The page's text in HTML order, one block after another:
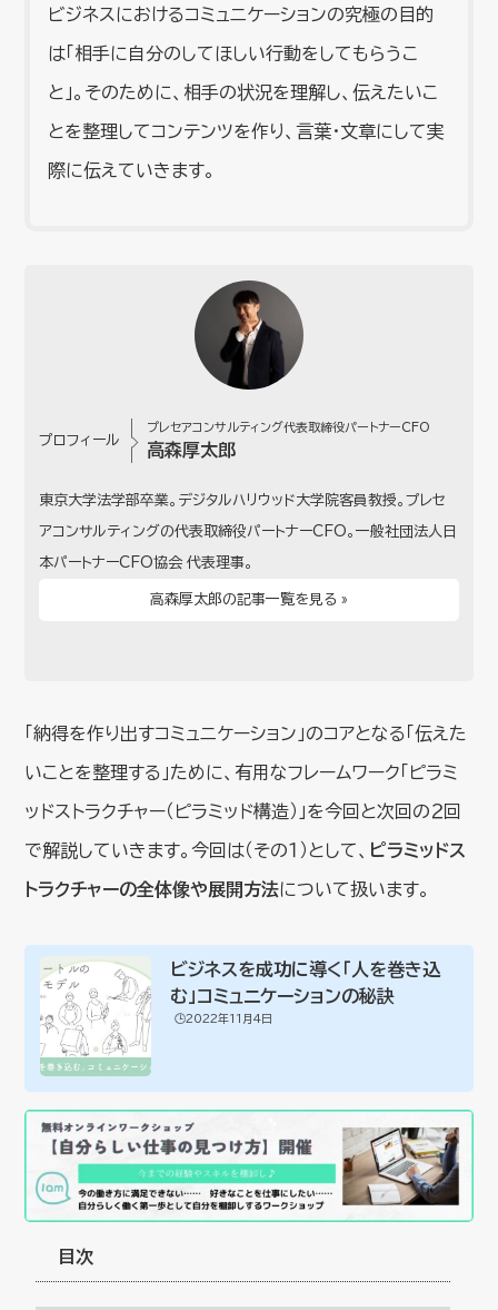
ビジネスにおけるコミュニケーションの究極の目的
は「相手に自分のしてほしい行動をしてもらうこ
と」。そのために、相手の状況を理解し、伝えたいこ
とを整理してコンテンツを作り、言葉・文章にして実
際に伝えていきます。
プロフィール
プレセアコンサルティング代表取締役パートナーCFO
高森厚太郎
東京大学法学部卒業。デジタルハリウッド大学院客員教授。プレセ
アコンサルティングの代表取締役パートナーCFO。一般社団法人日
本パートナーCFO協会 代表理事。
高森厚太郎の記事一覧を見る »
「納得を作り出すコミュニケーション」のコアとなる「伝えた
いことを整理する」ために、有用なフレームワーク「ピラミ
ッドストラクチャー（ピラミッド構造）」を今回と次回の２回
で解説していきます。今回は（その１）として、 ピラミッドス
トラクチャーの全体像や展開方法について扱います。
ビジネスを成功に導く「人を巻き込
む」コミュニケーションの秘訣
🕒️2022年11月4日
目次